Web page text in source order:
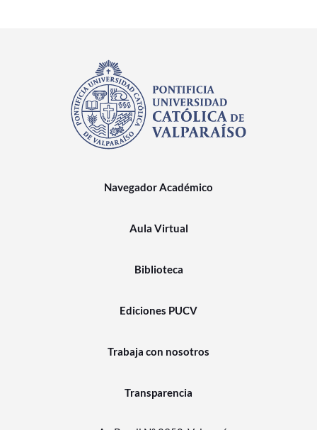
Navegador Académico
Aula Virtual
Biblioteca
Ediciones PUCV
Trabaja con nosotros
Transparencia